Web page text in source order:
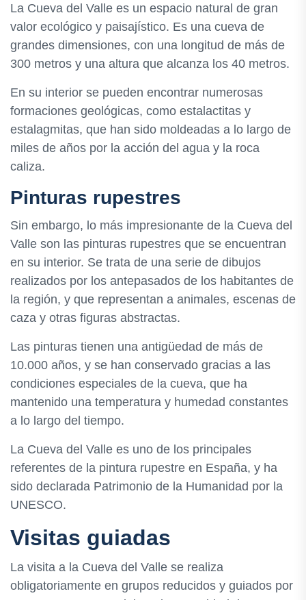
La Cueva del Valle es un espacio natural de gran
valor ecológico y paisajístico. Es una cueva de
grandes dimensiones, con una longitud de más de
300 metros y una altura que alcanza los 40 metros.
En su interior se pueden encontrar numerosas
formaciones geológicas, como estalactitas y
estalagmitas, que han sido moldeadas a lo largo de
miles de años por la acción del agua y la roca
caliza.
Pinturas rupestres
Sin embargo, lo más impresionante de la Cueva del
Valle son las pinturas rupestres que se encuentran
en su interior. Se trata de una serie de dibujos
realizados por los antepasados de los habitantes de
la región, y que representan a animales, escenas de
caza y otras figuras abstractas.
Las pinturas tienen una antigüedad de más de
10.000 años, y se han conservado gracias a las
condiciones especiales de la cueva, que ha
mantenido una temperatura y humedad constantes
a lo largo del tiempo.
La Cueva del Valle es uno de los principales
referentes de la pintura rupestre en España, y ha
sido declarada Patrimonio de la Humanidad por la
UNESCO.
Visitas guiadas
La visita a la Cueva del Valle se realiza
obligatoriamente en grupos reducidos y guiados por